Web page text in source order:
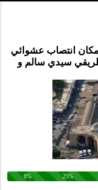
تحسين سوق لييبا وإزالة 23 مكان انتصاب عشوائي
طريقي سيدي سالم و
0% 25%